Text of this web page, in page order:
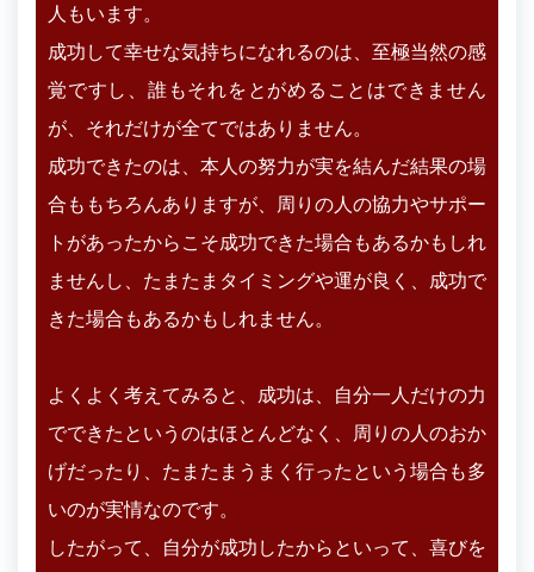
人もいます。
成功して幸せな気持ちになれるのは、至極当然の感
覚ですし、誰もそれをとがめることはできません
が、それだけが全てではありません。
成功できたのは、本人の努力が実を結んだ結果の場
合ももちろんありますが、周りの人の協力やサポー
トがあったからこそ成功できた場合もあるかもしれ
ませんし、たまたまタイミングや運が良く、成功で
きた場合もあるかもしれません。
よくよく考えてみると、成功は、自分一人だけの力
でできたというのはほとんどなく、周りの人のおか
げだったり、たまたまうまく行ったという場合も多
いのが実情なのです。
したがって、自分が成功したからといって、喜びを